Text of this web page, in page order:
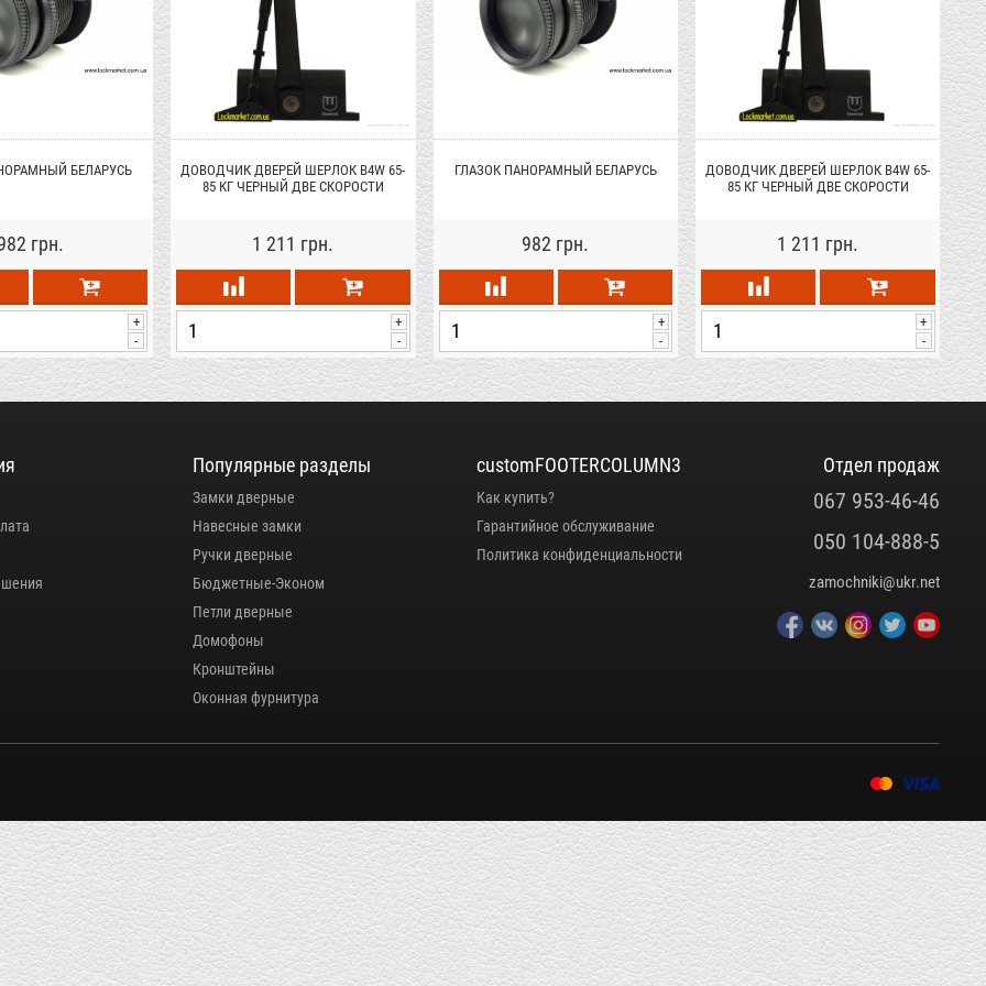
БЕЛАРУСЬ
грн.
-
+
ДОВОДЧИК ДВЕРЕЙ ШЕРЛОК B4W 65-
85 КГ ЧЕРНЫЙ ДВЕ СКОРОСТИ
1 211 грн.
-
+
ГЛАЗОК ПАНОРАМНЫЙ БЕЛАРУСЬ
982 грн.
-
+
ДОВОДЧИК ДВЕРЕЙ ШЕРЛОК B4W 65-
85 КГ ЧЕРНЫЙ ДВЕ СКОРОСТИ
1 211 грн.
-
+
Популярные разделы
Замки дверные
Навесные замки
Ручки дверные
Бюджетные-Эконом
Петли дверные
Домофоны
Кронштейны
Оконная фурнитура
customFOOTERCOLUMN3
Как купить?
Гарантийное обслуживание
Политика конфиденциальности
Отдел продаж
067 953-46-46
050 104-888-5
zamochniki@ukr.net